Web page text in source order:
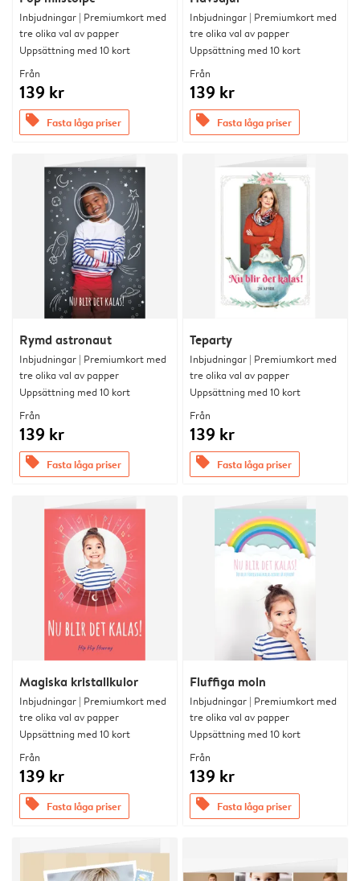
Inbjudningar | Premiumkort med
tre olika val av papper
Uppsättning med 10 kort
Från
139 kr
offers Fasta låga priser
Inbjudningar | Premiumkort med
tre olika val av papper
Uppsättning med 10 kort
Från
139 kr
offers Fasta låga priser
Rymd astronaut
Inbjudningar | Premiumkort med
tre olika val av papper
Uppsättning med 10 kort
Från
139 kr
offers Fasta låga priser
Teparty
Inbjudningar | Premiumkort med
tre olika val av papper
Uppsättning med 10 kort
Från
139 kr
offers Fasta låga priser
Magiska kristallkulor
Inbjudningar | Premiumkort med
tre olika val av papper
Uppsättning med 10 kort
Från
139 kr
offers Fasta låga priser
Fluffiga moln
Inbjudningar | Premiumkort med
tre olika val av papper
Uppsättning med 10 kort
Från
139 kr
offers Fasta låga priser